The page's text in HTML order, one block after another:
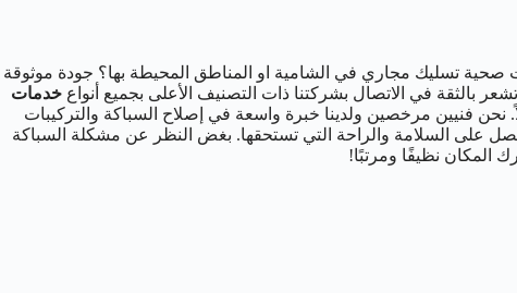
تسليك مجاري في الشامية او المناطق المحيطة بها؟ جودة موثوقة
بالثقة في الاتصال بشركتنا ذات التصنيف الأعلى بجميع أنواع خدمات
نحن فنيين مرخصين ولدينا خبرة واسعة في إصلاح السباكة والتركيبات
على السلامة والراحة التي تستحقها. بغض النظر عن مشكلة السباكة
المكان نظيفًا ومرتبًا!